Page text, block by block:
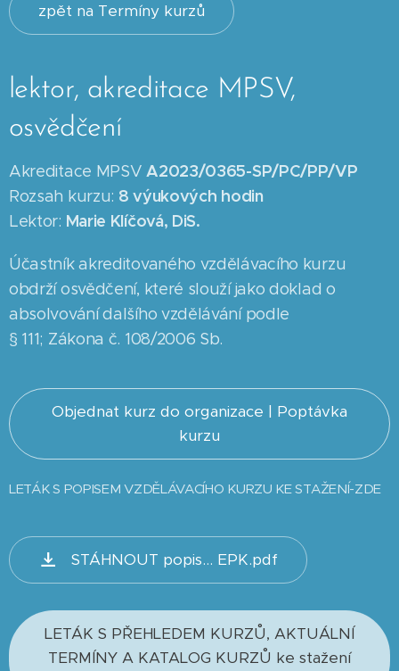
zpět na Termíny kurzů
lektor, akreditace MPSV,
osvědčení
Akreditace MPSV A2023/0365-SP/PC/PP/VP
Rozsah kurzu: 8 výukových hodin
Lektor: Marie Klíčová, DiS.
Účastník akreditovaného vzdělávacího kurzu
obdrží osvědčení, které slouží jako doklad o
absolvování dalšího vzdělávání podle
§ 111; Zákona č. 108/2006 Sb.
Objednat kurz do organizace | Poptávka
kurzu
LETÁK S POPISEM VZDĚLÁVACÍHO KURZU KE STAŽENÍ-ZDE
STÁHNOUT popis... EPK.pdf
LETÁK S PŘEHLEDEM KURZŮ, AKTUÁLNÍ
TERMÍNY A KATALOG KURZŮ ke stažení